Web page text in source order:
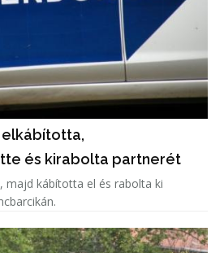
és kirabolta partnerét
majd kábította el és rabolta ki